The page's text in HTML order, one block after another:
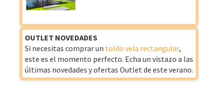
OUTLET NOVEDADES
Si necesitas comprar un toldo vela rectangular,
este es el momento perfecto. Echa un vistazo a las
últimas novedades y ofertas Outlet de este verano.